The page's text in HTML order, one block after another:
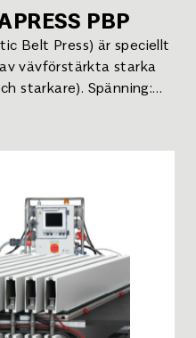
PBP
Belt Press) är speciellt
vävförstärkta starka
starkare). Spänning: